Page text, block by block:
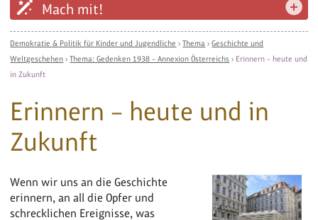
Mach mit!
Demokratie & Politik für Kinder und Jugendliche ›Thema ›Geschichte und
Weltgeschehen ›Thema: Gedenken 1938 – Annexion Österreichs › Erinnern – heute und
in Zukunft
Erinnern – heute und in
Zukunft
Wenn wir uns an die Geschichte
erinnern, an all die Opfer und
schrecklichen Ereignisse, was